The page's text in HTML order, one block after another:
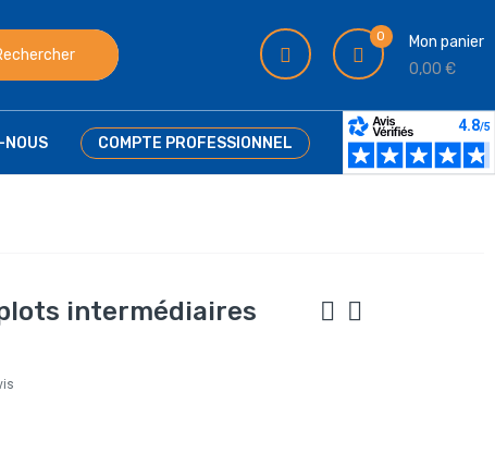
0
Mon panier
0,00 €
COMPTE PROFESSIONNEL
intermédiaires